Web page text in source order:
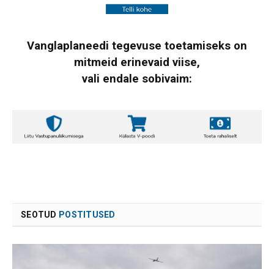
Vanglaplaneedi tegevuse toetamiseks on
mitmeid erinevaid viise,
vali endale sobivaim:
SEOTUD POSTITUSED